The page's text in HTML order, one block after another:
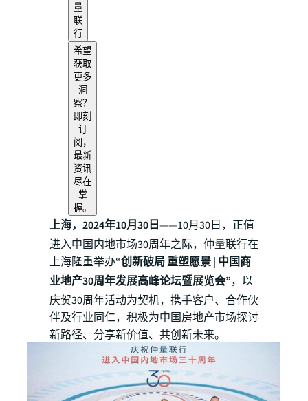
量
联
行
希望
获取
更多
洞
察？
即刻
订
阅，
最新
资讯
尽在
掌
握。
上海，2024年10月30日——10月30日，正值
进入中国内地市场30周年之际，仲量联行在
上海隆重举办“创新破局 重塑愿景 | 中国商
业地产30周年发展高峰论坛暨展览会”，以
庆贺30周年活动为契机，携手客户、合作伙
伴及行业同仁，积极为中国房地产市场探讨
新路径、分享新价值、共创新未来。